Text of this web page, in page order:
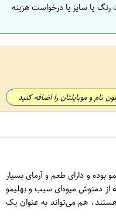
یا سایز یا درخواست هزینه
نام و موبایلتان را اضافه کنید
طبیعی سیب و بهلیمو بوده و دارای طعم و آرمای بسیار
از دمنوش میوه‌ای سیب و بهلیمو
هم می‌تواند به عنوان یک